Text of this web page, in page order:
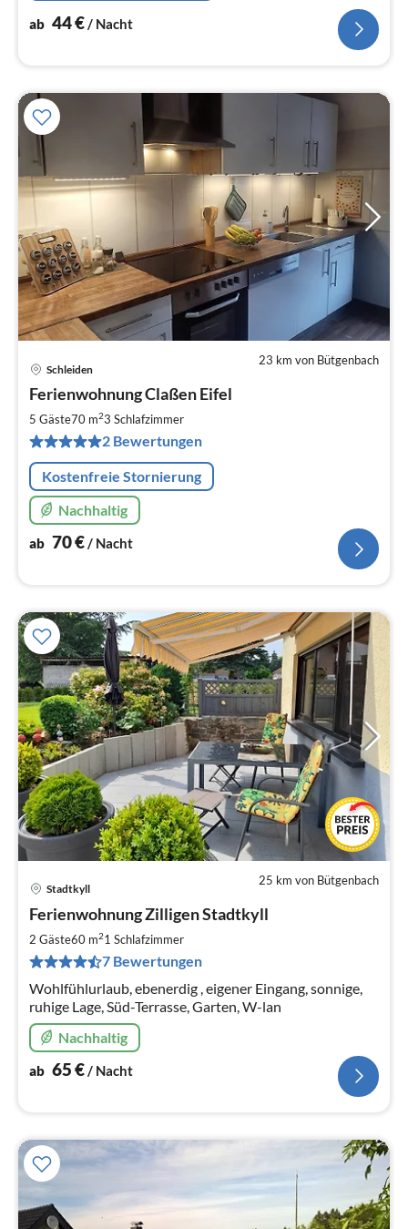
ab 44€/ Nacht
23 km von Bütgenbach
Schleiden
Ferienwohnung Claßen Eifel
5 Gäste70 m23 Schlafzimmer
2 Bewertungen
Kostenfreie Stornierung
Nachhaltig
ab 70€/ Nacht
25 km von Bütgenbach
Stadtkyll
Ferienwohnung Zilligen Stadtkyll
2 Gäste60 m21 Schlafzimmer
7 Bewertungen
Wohlfühlurlaub, ebenerdig , eigener Eingang, sonnige,
ruhige Lage, Süd-Terrasse, Garten, W-lan
Nachhaltig
ab 65€ / Nacht